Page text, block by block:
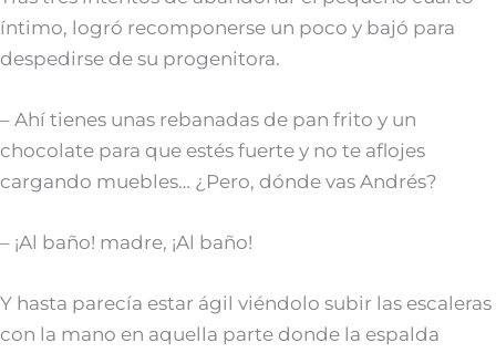
íntimo, logró recomponerse un poco y bajó para
despedirse de su progenitora.
– Ahí tienes unas rebanadas de pan frito y un
chocolate para que estés fuerte y no te aflojes
cargando muebles… ¿Pero, dónde vas Andrés?
– ¡Al baño! madre, ¡Al baño!
Y hasta parecía estar ágil viéndolo subir las escaleras
con la mano en aquella parte donde la espalda